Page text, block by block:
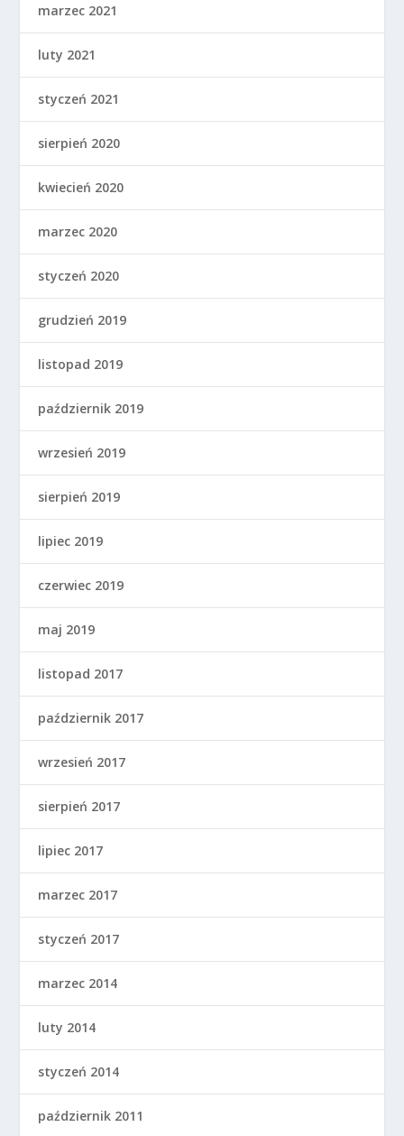
marzec 2021
luty 2021
styczeń 2021
sierpień 2020
kwiecień 2020
marzec 2020
styczeń 2020
grudzień 2019
listopad 2019
październik 2019
wrzesień 2019
sierpień 2019
lipiec 2019
czerwiec 2019
maj 2019
listopad 2017
październik 2017
wrzesień 2017
sierpień 2017
lipiec 2017
marzec 2017
styczeń 2017
marzec 2014
luty 2014
styczeń 2014
październik 2011